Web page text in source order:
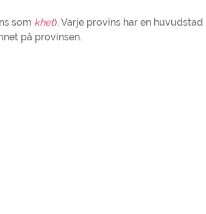
som khet). Varje provins har en huvudstad
på provinsen.